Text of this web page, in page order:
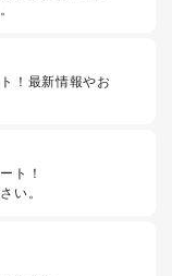
！最新情報やお
ト！
い。